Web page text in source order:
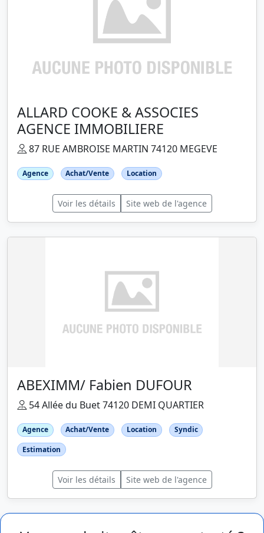
ALLARD COOKE & ASSOCIES
AGENCE IMMOBILIERE
87 RUE AMBROISE MARTIN 74120 MEGEVE
Agence Achat/Vente Location
Voir les détails Site web de l'agence
ABEXIMM/ Fabien DUFOUR
54 Allée du Buet 74120 DEMI QUARTIER
Agence Achat/Vente Location
Syndic
Estimation
Voir les détails Site web de l'agence